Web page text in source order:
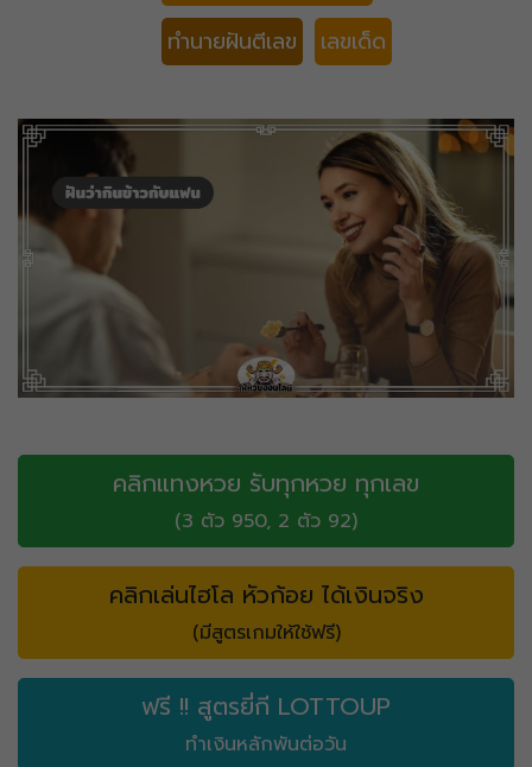
ทำนายฝันตีเลข
เลขเด็ด
คลิกแทงหวย รับทุกหวย ทุกเลข
(3 ตัว 950, 2 ตัว 92)
คลิกเล่นไฮโล หัวก้อย ได้เงินจริง
(มีสูตรเกมให้ใช้ฟรี)
ฟรี !! สูตรยี่กี LOTTOUP
ทำเงินหลักพันต่อวัน